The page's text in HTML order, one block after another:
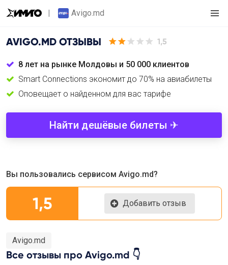
Avigo.md
AVIGO.MD ОТЗЫВЫ 1,5
8 лет на рынке Молдовы и 50 000 клиентов
Smart Connections экономит до 70% на авиабилеты
Оповещает о найденном для вас тарифе
Найти дешёвые билеты ✈
Вы пользовались сервисом Avigo.md?
1,5 Добавить отзыв
Avigo.md
Все отзывы про Avigo.md 👇